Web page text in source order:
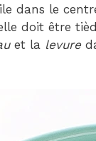
dans le
doit être
et la levure